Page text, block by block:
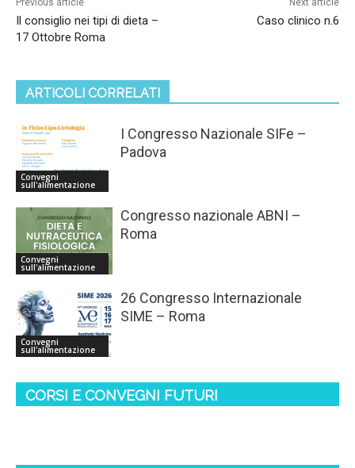
Il consiglio nei tipi di dieta –
17 Ottobre Roma
Caso clinico n.6
ARTICOLI CORRELATI
Convegni
sull'alimentazione
I Congresso Nazionale SIFe –
Padova
Convegni
sull'alimentazione
Congresso nazionale ABNI –
Roma
Convegni
sull'alimentazione
26 Congresso Internazionale
SIME – Roma
CORSI E CONVEGNI FUTURI